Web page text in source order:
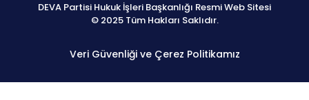
DEVA Partisi Hukuk İşleri Başkanlığı Resmi Web Sitesi
© 2025 Tüm Hakları Saklıdır.
Veri Güvenliği ve Çerez Politikamız